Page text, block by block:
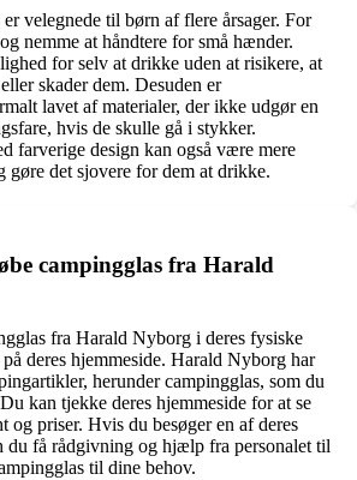
velegnede til børn af flere årsager. For
nemme at håndtere for små hænder.
for selv at drikke uden at risikere, at
skader dem. Desuden er
lavet af materialer, der ikke udgør en
hvis de skulle gå i stykker.
farverige design kan også være mere
gøre det sjovere for dem at drikke.
campingglas fra Harald
fra Harald Nyborg i deres fysiske
deres hjemmeside. Harald Nyborg har
herunder campingglas, som du
kan tjekke deres hjemmeside for at se
og priser. Hvis du besøger en af deres
du få rådgivning og hjælp fra personalet til
til dine behov.